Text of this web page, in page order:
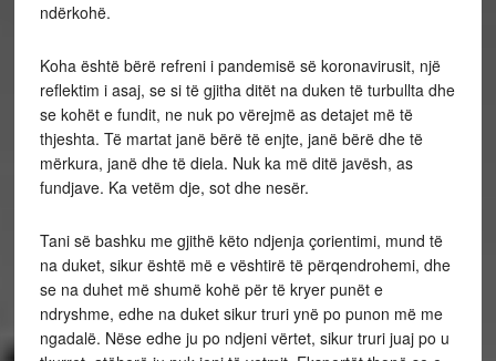
ndërkohë.
Koha është bërë refreni i pandemisë së koronavirusit, një
reflektim i asaj, se si të gjitha ditët na duken të turbullta dhe
se kohët e fundit, ne nuk po vërejmë as detajet më të
thjeshta. Të martat janë bërë të enjte, janë bërë dhe të
mërkura, janë dhe të diela. Nuk ka më ditë javësh, as
fundjave. Ka vetëm dje, sot dhe nesër.
Tani së bashku me gjithë këto ndjenja çorientimi, mund të
na duket, sikur është më e vështirë të përqendrohemi, dhe
se na duhet më shumë kohë për të kryer punët e
ndryshme, edhe na duket sikur truri ynë po punon më me
ngadalë. Nëse edhe ju po ndjeni vërtet, sikur truri juaj po u